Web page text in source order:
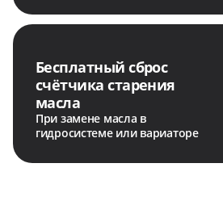
Бесплатный сброс
счётчика старения
масла
При замене масла в
гидросистеме или вариаторе